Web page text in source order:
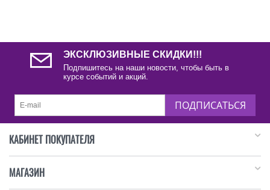
ЭКСКЛЮЗИВНЫЕ СКИДКИ!!!
Подпишитесь на наши новости, чтобы быть в
курсе событий и акций.
ПОДПИСАТЬСЯ
КАБИНЕТ ПОКУПАТЕЛЯ
МАГАЗИН